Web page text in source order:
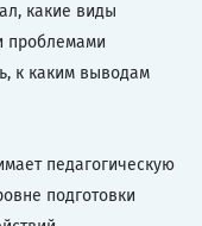
какие виды
проблемами
к каким выводам
педагогическую
подготовки